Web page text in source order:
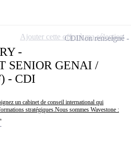
-
SENIOR GENAI /
- CDI
un cabinet de conseil international qui
stratégiques.Nous sommes Wavestone :
CDINon renseigné
Ajouter cette offre à ma sélection